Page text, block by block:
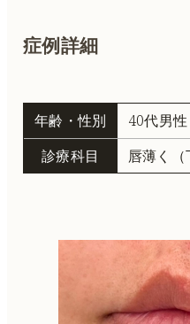
症例詳細
年齢・性別
40代男性
診療科目
唇薄く（